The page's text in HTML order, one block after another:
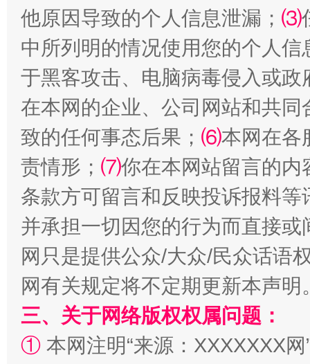
揭批美国五大"原罪" "炒
他原因导致的个人信息泄漏； ⑶
中所列明的情况使用您的个人
于黑客攻击、电脑病毒侵入或
在本网的企业、公司网站和共
致的任何事态后果； ⑹本网在各
责情形； ⑺你在本网站留言的内
条款方可留言和反映投诉报料
并承担一切因您的行为而直接
网只是提供公众/大众/民众话语
网有关规定将不定期更新本声明
三、关于网络版权权属问题：
① 本网注明“来源：XXXXXXX